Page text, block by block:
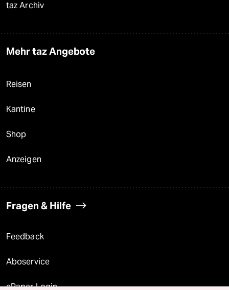
taz Archiv
Mehr taz Angebote
Reisen
Kantine
Shop
Anzeigen
Fragen & Hilfe
Feedback
Aboservice
ePaper Login